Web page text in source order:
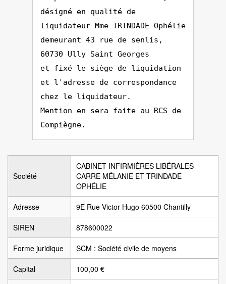
désigné en qualité de
liquidateur Mme TRINDADE Ophélie
demeurant 43 rue de senlis,
60730 Ully Saint Georges
et fixé le siège de liquidation
et l'adresse de correspondance
chez le liquidateur.
Mention en sera faite au RCS de
Compiègne.
Société
CABINET INFIRMIÈRES LIBÉRALES
CARRE MÉLANIE ET TRINDADE
OPHÉLIE
Adresse 9E Rue Victor Hugo 60500 Chantilly
SIREN 878600022
Forme juridique SCM : Société civile de moyens
Capital 100,00 €